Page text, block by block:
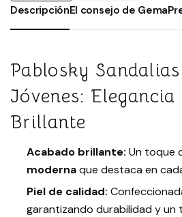
DescripciónEl consejo de Gema
Pablosky
Jóvenes:
Brillante
Acabado brillante: Un toque
modernaque destaca en
Piel de calidad:
garantizando durabilidad y un